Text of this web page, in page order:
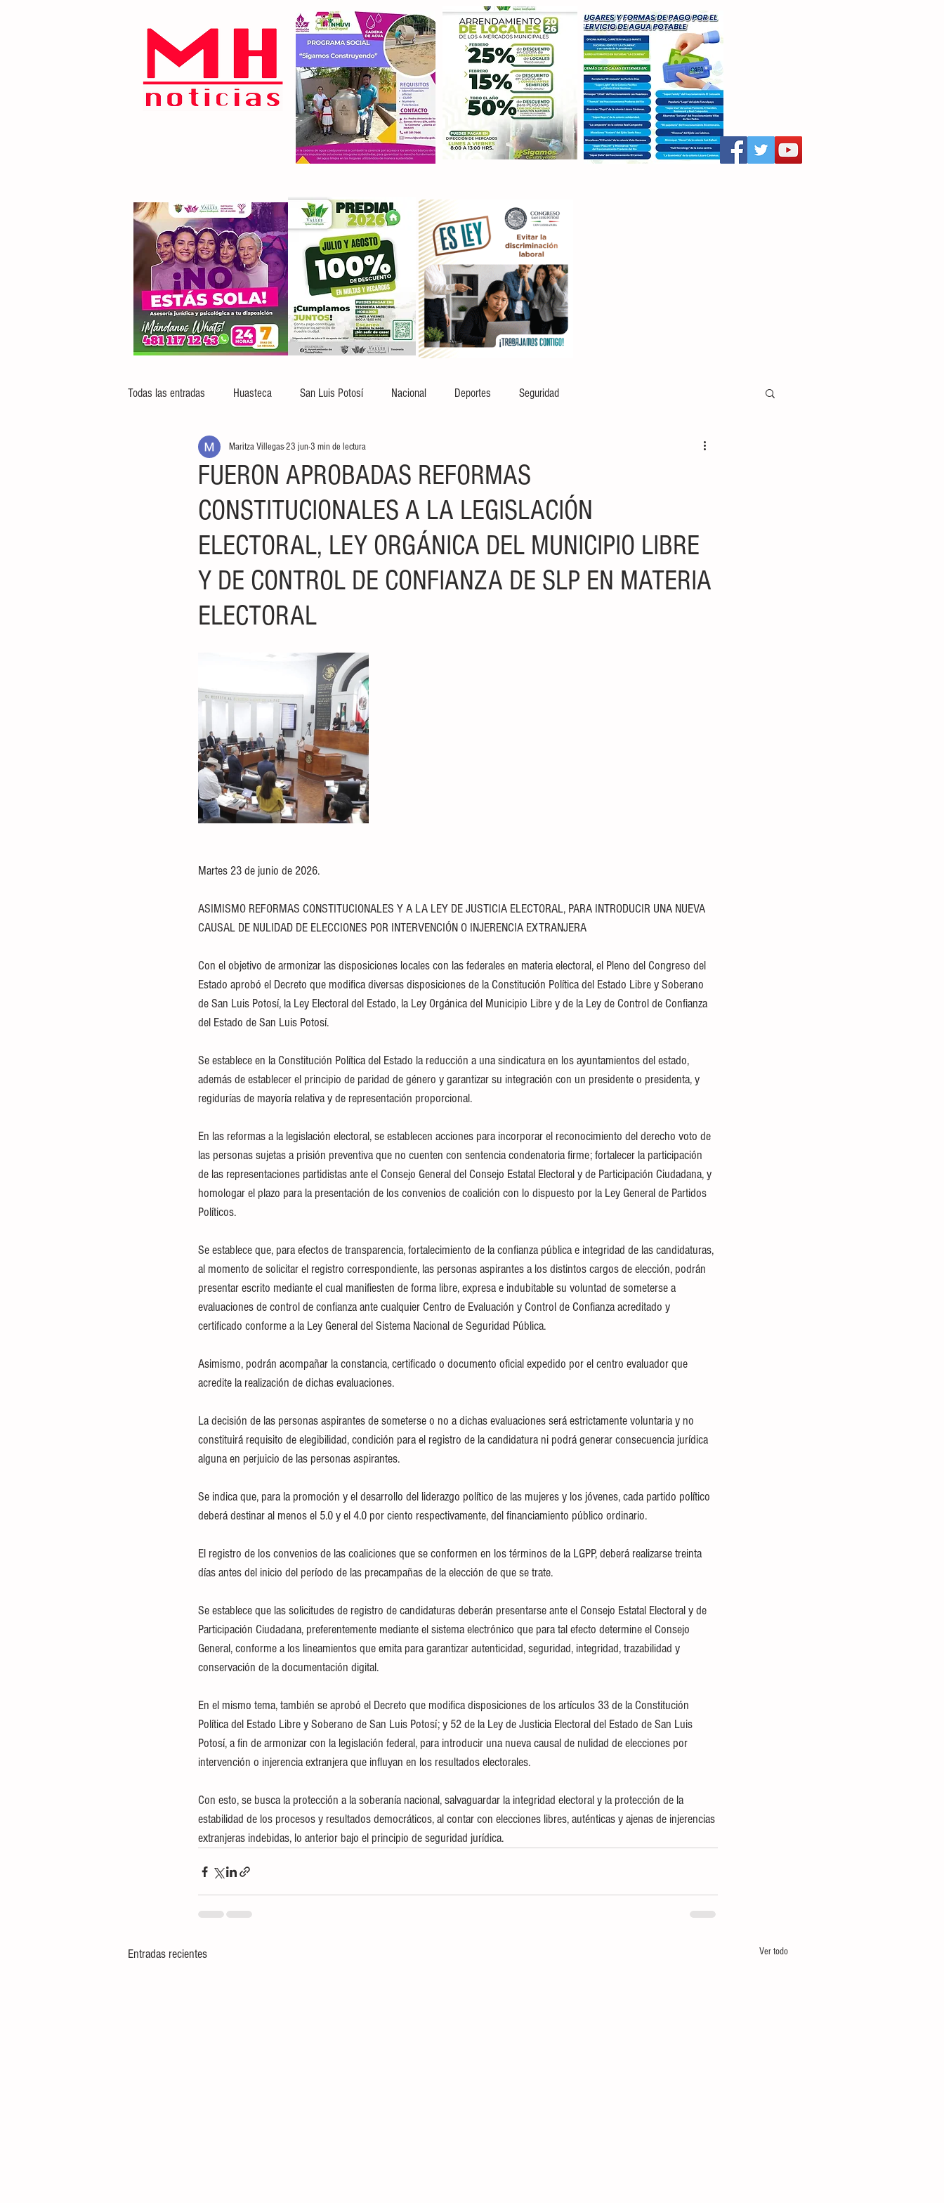
Todas las entradas Huasteca San Luis Potosí Nacional Deportes Seguridad
FUERON APROBADAS REFORMAS
CONSTITUCIONALES A LA LEGISLACIÓN
ELECTORAL, LEY ORGÁNICA DEL MUNICIPIO LIBRE
Y DE CONTROL DE CONFIANZA DE SLP EN MATERIA
ELECTORAL
Maritza Villegas23 jun3 min de lectura
Martes 23 de junio de 2026.
ASIMISMO REFORMAS CONSTITUCIONALES Y A LA LEY DE JUSTICIA ELECTORAL, PARA INTRODUCIR UNA NUEVA
CAUSAL DE NULIDAD DE ELECCIONES POR INTERVENCIÓN O INJERENCIA EXTRANJERA
Con el objetivo de armonizar las disposiciones locales con las federales en materia electoral, el Pleno del Congreso del
Estado aprobó el Decreto que modifica diversas disposiciones de la Constitución Política del Estado Libre y Soberano
de San Luis Potosí, la Ley Electoral del Estado, la Ley Orgánica del Municipio Libre y de la Ley de Control de Confianza
del Estado de San Luis Potosí.
Se establece en la Constitución Política del Estado la reducción a una sindicatura en los ayuntamientos del estado,
además de establecer el principio de paridad de género y garantizar su integración con un presidente o presidenta, y
regidurías de mayoría relativa y de representación proporcional.
En las reformas a la legislación electoral, se establecen acciones para incorporar el reconocimiento del derecho voto de
las personas sujetas a prisión preventiva que no cuenten con sentencia condenatoria firme; fortalecer la participación
de las representaciones partidistas ante el Consejo General del Consejo Estatal Electoral y de Participación Ciudadana, y
homologar el plazo para la presentación de los convenios de coalición con lo dispuesto por la Ley General de Partidos
Políticos.
Se establece que, para efectos de transparencia, fortalecimiento de la confianza pública e integridad de las candidaturas,
al momento de solicitar el registro correspondiente, las personas aspirantes a los distintos cargos de elección, podrán
presentar escrito mediante el cual manifiesten de forma libre, expresa e indubitable su voluntad de someterse a
evaluaciones de control de confianza ante cualquier Centro de Evaluación y Control de Confianza acreditado y
certificado conforme a la Ley General del Sistema Nacional de Seguridad Pública.
Asimismo, podrán acompañar la constancia, certificado o documento oficial expedido por el centro evaluador que
acredite la realización de dichas evaluaciones.
La decisión de las personas aspirantes de someterse o no a dichas evaluaciones será estrictamente voluntaria y no
constituirá requisito de elegibilidad, condición para el registro de la candidatura ni podrá generar consecuencia jurídica
alguna en perjuicio de las personas aspirantes.
Se indica que, para la promoción y el desarrollo del liderazgo político de las mujeres y los jóvenes, cada partido político
deberá destinar al menos el 5.0 y el 4.0 por ciento respectivamente, del financiamiento público ordinario.
El registro de los convenios de las coaliciones que se conformen en los términos de la LGPP, deberá realizarse treinta
días antes del inicio del período de las precampañas de la elección de que se trate.
Se establece que las solicitudes de registro de candidaturas deberán presentarse ante el Consejo Estatal Electoral y de
Participación Ciudadana, preferentemente mediante el sistema electrónico que para tal efecto determine el Consejo
General, conforme a los lineamientos que emita para garantizar autenticidad, seguridad, integridad, trazabilidad y
conservación de la documentación digital.
En el mismo tema, también se aprobó el Decreto que modifica disposiciones de los artículos 33 de la Constitución
Política del Estado Libre y Soberano de San Luis Potosí; y 52 de la Ley de Justicia Electoral del Estado de San Luis
Potosí, a fin de armonizar con la legislación federal, para introducir una nueva causal de nulidad de elecciones por
intervención o injerencia extranjera que influyan en los resultados electorales.
Con esto, se busca la protección a la soberanía nacional, salvaguardar la integridad electoral y la protección de la
estabilidad de los procesos y resultados democráticos, al contar con elecciones libres, auténticas y ajenas de injerencias
extranjeras indebidas, lo anterior bajo el principio de seguridad jurídica.
Entradas recientes Ver todo